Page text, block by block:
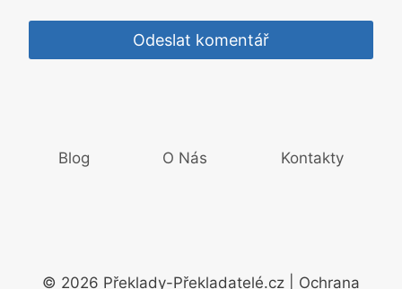
Blog O Nás Kontakty
© 2026 Překlady-Překladatelé.cz | Ochrana